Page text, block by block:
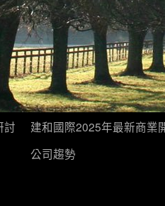
討
建和國際2025年最新商業
公司趨勢